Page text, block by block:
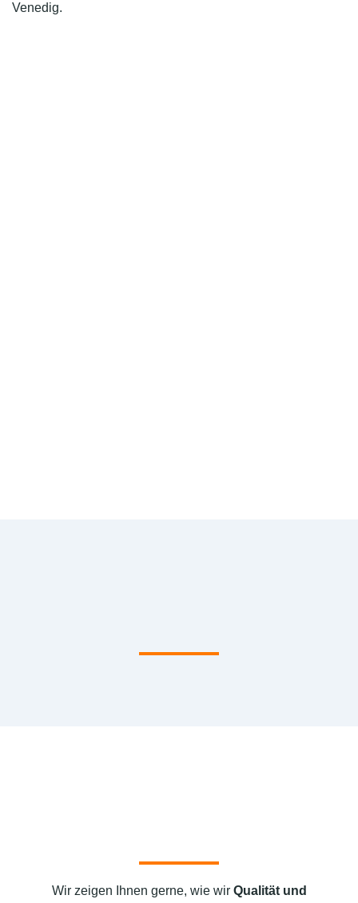
Venedig.
Wir zeigen Ihnen gerne, wie wir Qualität und